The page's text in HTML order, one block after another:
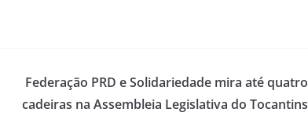
Federação PRD e Solidariedade mira até quatro
cadeiras na Assembleia Legislativa do Tocantins